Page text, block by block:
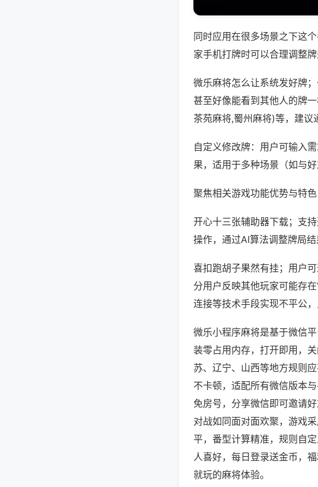
同时应用在很多场景之下这
家手机打牌时可以合理调整
微乐麻将怎么让系统发好牌
甚至好像能看到其他人的牌
茶苑麻将,蜀州麻将)等，建议
自定义修改牌：用户可输入
果，适用于多种场景（如与
聚焦相关游戏功能优势与特色
开心十三张辅助器下载；支
操作，通过AI算法调整牌局结
喜扣跑胡子果然有挂；用户
分用户反映其他玩家可能存
连接等技术手段实现不平公，
微乐小程序麻将是基于微信
装零占用内存，打开即用，
苏、辽宁、山西等地方规则
不卡顿，适配所有微信版本
免房号，分享微信即可邀请
对战如同面对面欢聚，游戏
平，番型计算精准，规则自
人喜好，每日登录送金币，
就玩的麻将体验。